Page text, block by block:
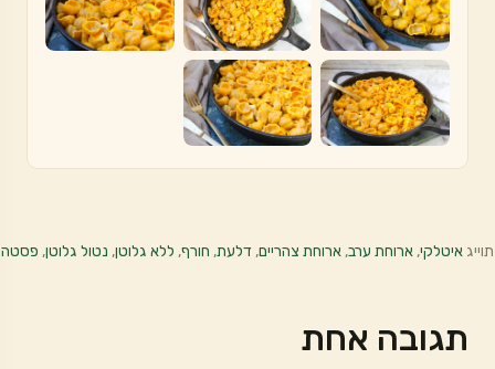
תוייג איטלקי, ארוחת ערב, ארוחת צהריים, דלעת, חורף, ללא גלוטן, נטול גלוטן, פסטה
תגובה אחת